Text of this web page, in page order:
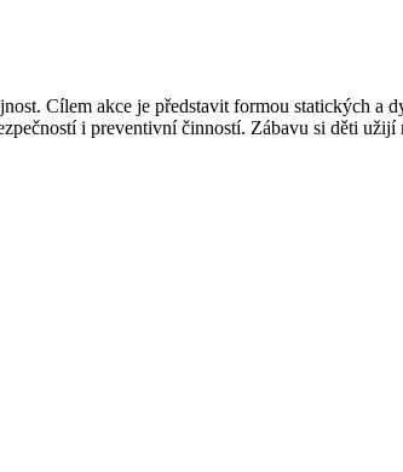
Cílem akce je představit formou statických a
i preventivní činností. Zábavu si děti užijí